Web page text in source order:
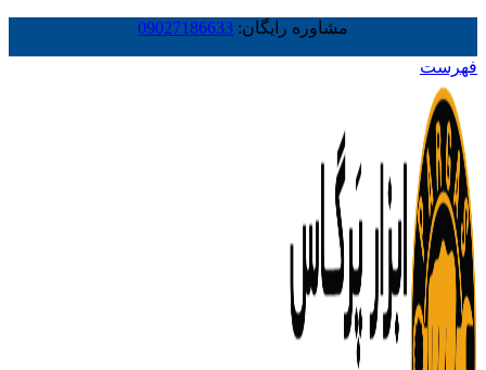
مشاوره رایگان: 09027186633
فهرست